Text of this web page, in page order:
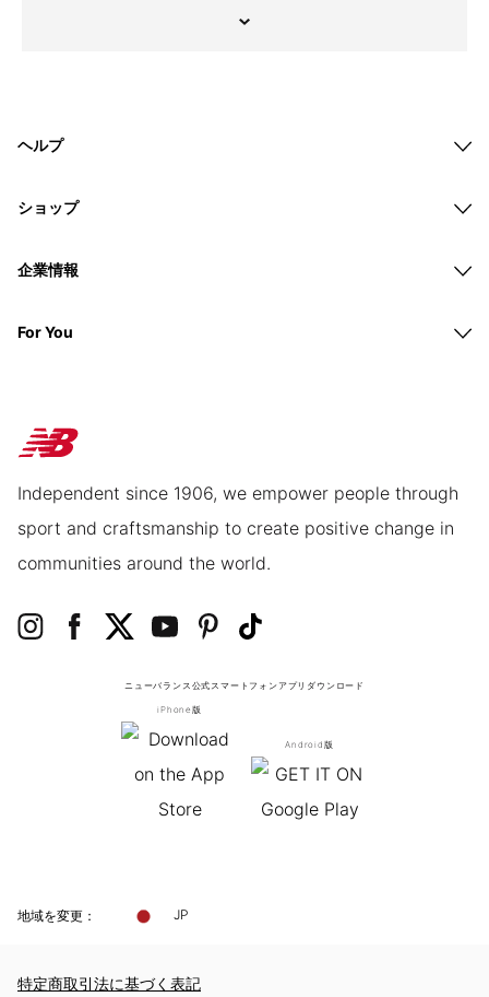
ヘルプ
ショップ
企業情報
For You
Independent since 1906, we empower people through
sport and craftsmanship to create positive change in
communities around the world.
ニューバランス公式スマートフォンアプリ ダウンロード
iPhone版
Android版
地域を変更： JP
特定商取引法に基づく表記